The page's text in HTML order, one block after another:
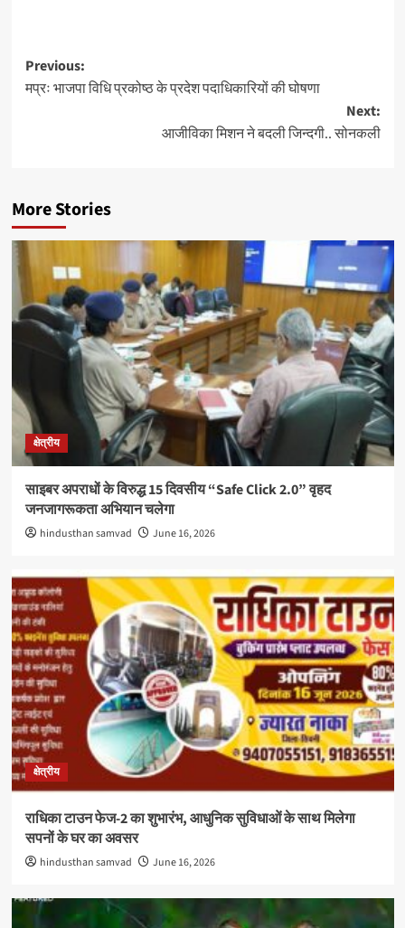
Post
navigation
Previous:
मप्रः भाजपा विधि प्रकोष्ठ के प्रदेश पदाधिकारियों की घोषणा
Next:
आजीविका मिशन ने बदली जिन्दगी.. सोनकली
More Stories
क्षेत्रीय
साइबर अपराधों के विरुद्ध 15 दिवसीय “Safe Click 2.0” वृहद
जनजागरूकता अभियान चलेगा
hindusthan samvad June 16, 2026
क्षेत्रीय
राधिका टाउन फेज-2 का शुभारंभ, आधुनिक सुविधाओं के साथ मिलेगा
सपनों के घर का अवसर
hindusthan samvad June 16, 2026